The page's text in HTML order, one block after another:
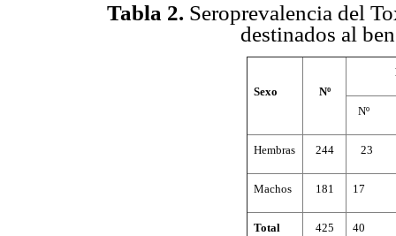
Tabla 2. Seroprevalencia del
destinados al
Sexo Nº
Nº
Hembras 244 23
Machos 181 17
Total 425 40